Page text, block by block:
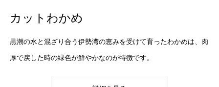
カットわかめ
黒潮の水と混ざり合う伊勢湾の恵みを受けて育ったわかめは、肉
厚で戻した時の緑色が鮮やかなのが特徴です。